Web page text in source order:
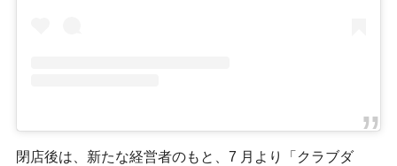
閉店後は、新たな経営者のもと、7 月より「クラブダ